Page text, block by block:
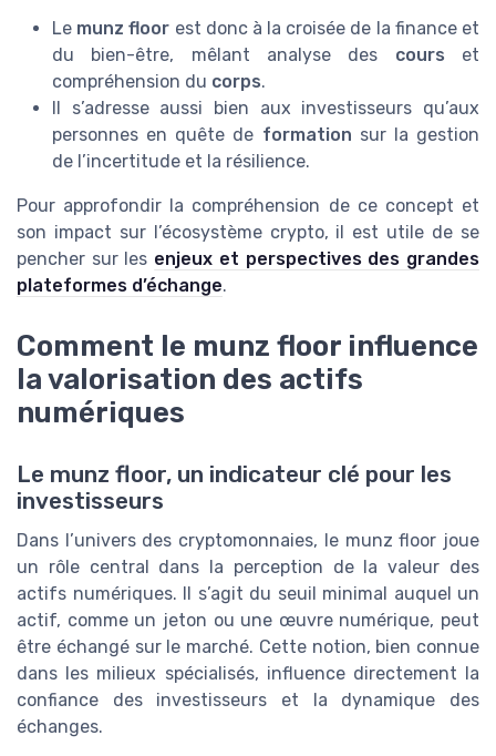
Le munz floor est donc à la croisée de la finance et
du bien-être, mêlant analyse des cours et
compréhension du corps.
Il s’adresse aussi bien aux investisseurs qu’aux
personnes en quête de formation sur la gestion
de l’incertitude et la résilience.
Pour approfondir la compréhension de ce concept et
son impact sur l’écosystème crypto, il est utile de se
pencher sur les enjeux et perspectives des grandes
plateformes d’échange.
Comment le munz floor influence
la valorisation des actifs
numériques
Le munz floor, un indicateur clé pour les
investisseurs
Dans l’univers des cryptomonnaies, le munz floor joue
un rôle central dans la perception de la valeur des
actifs numériques. Il s’agit du seuil minimal auquel un
actif, comme un jeton ou une œuvre numérique, peut
être échangé sur le marché. Cette notion, bien connue
dans les milieux spécialisés, influence directement la
confiance des investisseurs et la dynamique des
échanges.